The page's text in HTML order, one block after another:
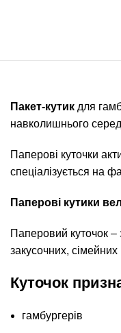
Пакет-кутик для
навколишнього
Паперові куточки
спеціалізується на
Паперові кутики
Паперовий куточок –
закусочних,
Куточок
гамбургерів